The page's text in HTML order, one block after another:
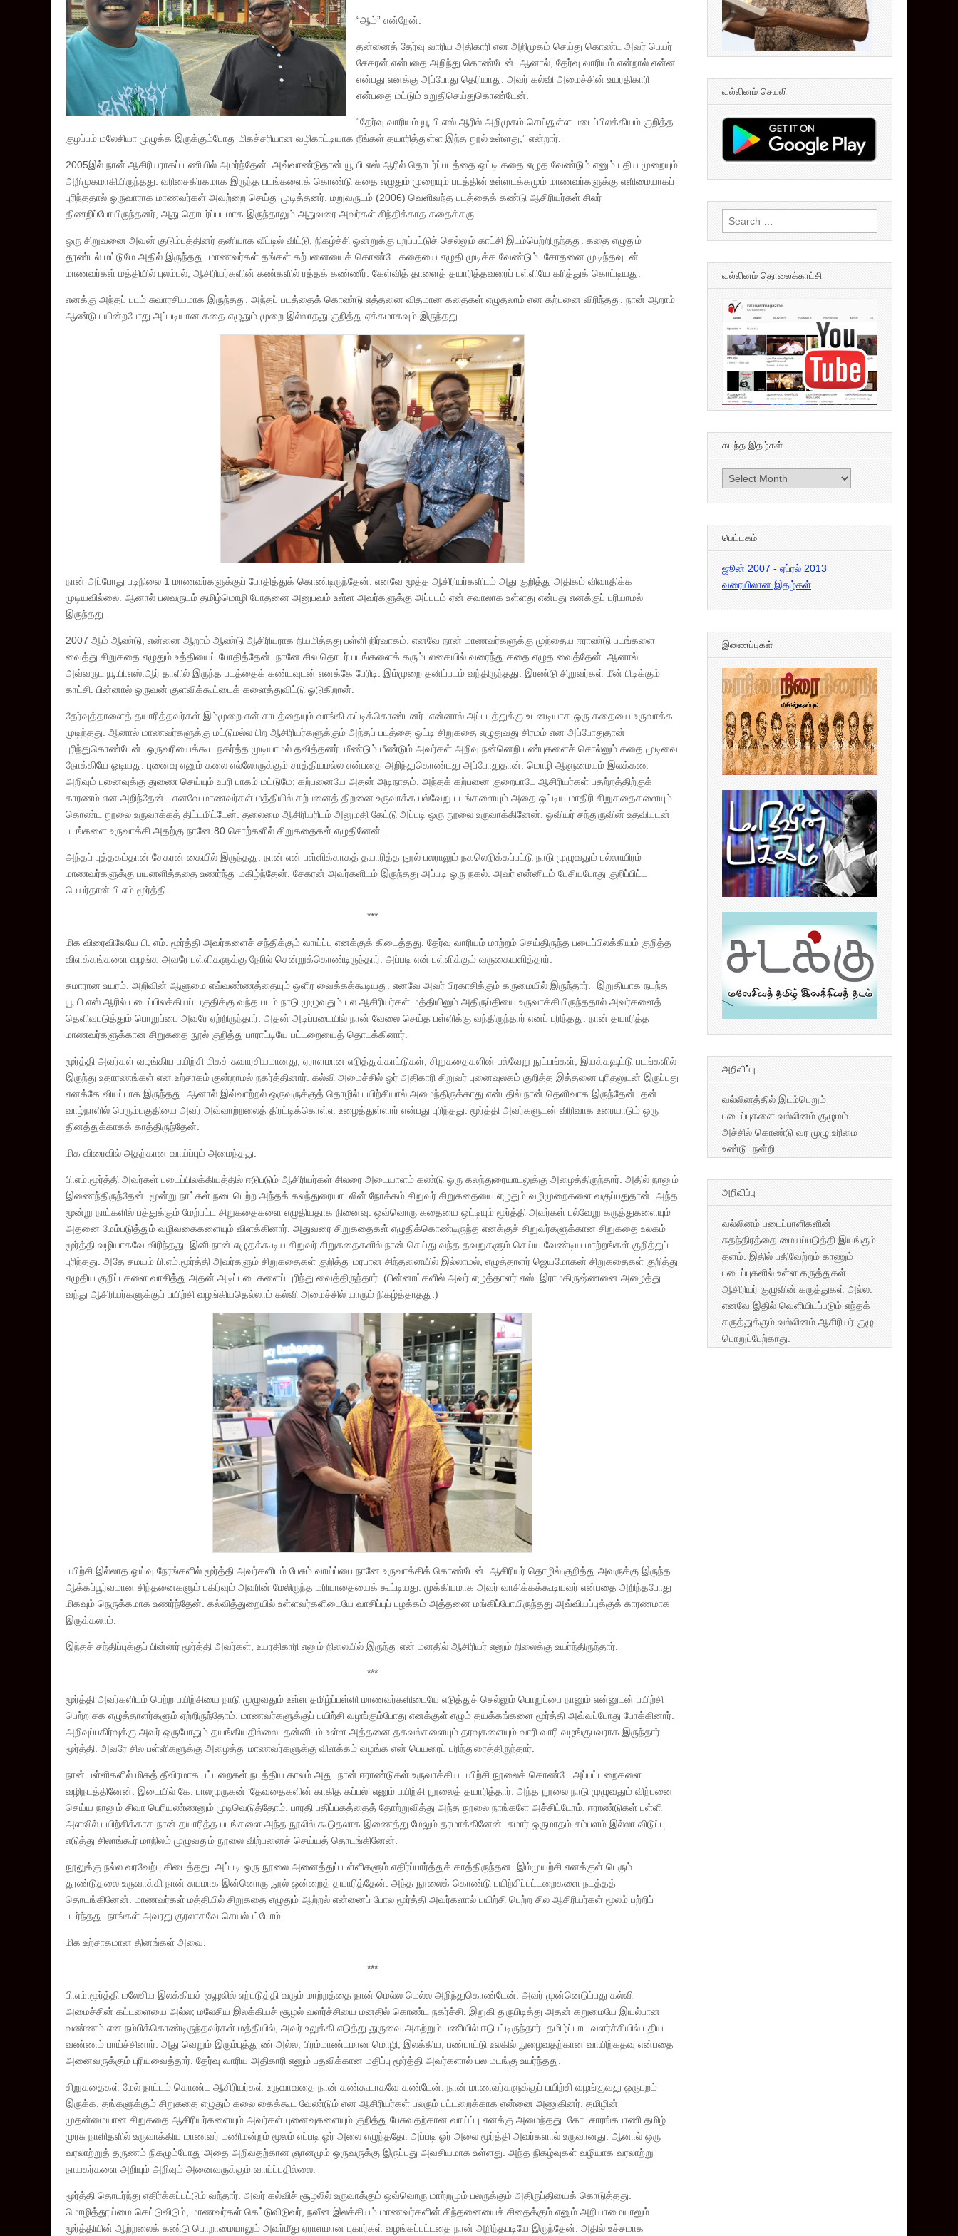
“ஆம்” என்றேன்.
தன்னைத் தேர்வு வாரிய அதிகாரி என அறிமுகம் செய்து கொண்ட அவர் பெயர்
சேகரன் என்பதை அறிந்து கொண்டேன். ஆனால், தேர்வு வாரியம் என்றால் என்ன
என்பது எனக்கு அப்போது தெரியாது. அவர் கல்வி அமைச்சின் உயரதிகாரி
என்பதை மட்டும் உறுதிசெய்துகொண்டேன்.
“தேர்வு வாரியம் யூ.பி.எஸ்.ஆரில் அறிமுகம் செய்துள்ள படைப்பிலக்கியம் குறித்த
குழப்பம் மலேசியா முழுக்க இருக்கும்போது மிகச்சரியான வழிகாட்டியாக நீங்கள் தயாரித்துள்ள இந்த நூல் உள்ளது,” என்றார்.
2005இல் நான் ஆசிரியராகப் பணியில் அமர்ந்தேன். அவ்வாண்டுதான் யூ.பி.எஸ்.ஆரில் தொடர்ப்படத்தை ஒட்டி கதை எழுத வேண்டும் எனும் புதிய முறையும்
அறிமுகமாகியிருந்தது. வரிசைகிரகமாக இருந்த படங்களைக் கொண்டு கதை எழுதும் முறையும் படத்தின் உள்ளடக்கமும் மாணவர்களுக்கு எளிமையாகப்
புரிந்ததால் ஒருவாராக மாணவர்கள் அவற்றை செய்து முடித்தனர். மறுவருடம் (2006) வெளிவந்த படத்தைக் கண்டு ஆசிரியர்கள் சிலர்
திணறிப்போயிருந்தனர், அது தொடர்ப்படமாக இருந்தாலும் அதுவரை அவர்கள் சிந்திக்காத கதைக்கரு.
ஒரு சிறுவனை அவன் குடும்பத்தினர் தனியாக வீட்டில் விட்டு, நிகழ்ச்சி ஒன்றுக்கு புறப்பட்டுச் செல்லும் காட்சி இடம்பெற்றிருந்தது. கதை எழுதும்
தூண்டல் மட்டுமே அதில் இருந்தது. மாணவர்கள் தங்கள் கற்பனையைக் கொண்டே கதையை எழுதி முடிக்க வேண்டும். சோதனை முடிந்தவுடன்
மாணவர்கள் மத்தியில் புலம்பல்; ஆசிரியர்களின் கண்களில் ரத்தக் கண்ணீர். கேள்வித் தாளைத் தயாரித்தவரைப் பள்ளியே கரித்துக் கொட்டியது.
எனக்கு அந்தப் படம் சுவாரசியமாக இருந்தது. அந்தப் படத்தைக் கொண்டு எத்தனை விதமான கதைகள் எழுதலாம் என கற்பனை விரிந்தது. நான் ஆறாம்
ஆண்டு பயின்றபோது அப்படியான கதை எழுதும் முறை இல்லாதது குறித்து ஏக்கமாகவும் இருந்தது.
நான் அப்போது படிநிலை 1 மாணவர்களுக்குப் போதித்துக் கொண்டிருந்தேன். எனவே மூத்த ஆசிரியர்களிடம் அது குறித்து அதிகம் விவாதிக்க
முடியவில்லை. ஆனால் பலவருடம் தமிழ்மொழி போதனை அனுபவம் உள்ள அவர்களுக்கு அப்படம் ஏன் சவாலாக உள்ளது என்பது எனக்குப் புரியாமல்
இருந்தது.
2007 ஆம் ஆண்டு, என்னை ஆறாம் ஆண்டு ஆசிரியராக நியமித்தது பள்ளி நிர்வாகம். எனவே நான் மாணவர்களுக்கு முந்தைய ஈராண்டு படங்களை
வைத்து சிறுகதை எழுதும் உத்தியைப் போதித்தேன். நானே சில தொடர் படங்களைக் கரும்பலகையில் வரைந்து கதை எழுத வைத்தேன். ஆனால்
அவ்வருட யூ.பி.எஸ்.ஆர் தாளில் இருந்த படத்தைக் கண்டவுடன் எனக்கே பேரிடி. இம்முறை தனிப்படம் வந்திருந்தது. இரண்டு சிறுவர்கள் மீன் பிடிக்கும்
காட்சி. பின்னால் ஒருவன் குளவிக்கூட்டைக் களைத்துவிட்டு ஓடுகிறான்.
தேர்வுத்தாளைத் தயாரித்தவர்கள் இம்முறை என் சாபத்தையும் வாங்கி கட்டிக்கொண்டனர். என்னால் அப்படத்துக்கு உடனடியாக ஒரு கதையை உருவாக்க
முடிந்தது. ஆனால் மாணவர்களுக்கு மட்டுமல்ல பிற ஆசிரியர்களுக்கும் அந்தப் படத்தை ஒட்டி சிறுகதை எழுதுவது சிரமம் என அப்போதுதான்
புரிந்துகொண்டேன். ஒருவரியைக்கூட நகர்த்த முடியாமல் தவித்தனர். மீண்டும் மீண்டும் அவர்கள் அறிவு நன்னெறி பண்புகளைச் சொல்லும் கதை முடிவை
நோக்கியே ஓடியது. புனைவு எனும் கலை எல்லோருக்கும் சாத்தியமல்ல என்பதை அறிந்துகொண்டது அப்போதுதான். மொழி ஆளுமையும் இலக்கண
அறிவும் புனைவுக்கு துணை செய்யும் உபரி பாகம் மட்டுமே; கற்பனையே அதன் அடிநாதம். அந்தக் கற்பனை குறைபாடே ஆசிரியர்கள் பதற்றத்திற்குக்
காரணம் என அறிந்தேன். எனவே மாணவர்கள் மத்தியில் கற்பனைத் திறனை உருவாக்க பல்வேறு படங்களையும் அதை ஒட்டிய மாதிரி சிறுகதைகளையும்
கொண்ட நூலை உருவாக்கத் திட்டமிட்டேன். தலைமை ஆசிரியரிடம் அனுமதி கேட்டு அப்படி ஒரு நூலை உருவாக்கினேன். ஓவியர் சந்துருவின் உதவியுடன்
படங்களை உருவாக்கி அதற்கு நானே 80 சொற்களில் சிறுகதைகள் எழுதினேன்.
அந்தப் புத்தகம்தான் சேகரன் கையில் இருந்தது. நான் என் பள்ளிக்காகத் தயாரித்த நூல் பலராலும் நகலெடுக்கப்பட்டு நாடு முழுவதும் பல்லாயிரம்
மாணவர்களுக்கு பயனளித்ததை உணர்ந்து மகிழ்ந்தேன். சேகரன் அவர்களிடம் இருந்தது அப்படி ஒரு நகல். அவர் என்னிடம் பேசியபோது குறிப்பிட்ட
பெயர்தான் பி.எம்.மூர்த்தி.
***
மிக விரைவிலேயே பி. எம். மூர்த்தி அவர்களைச் சந்திக்கும் வாய்ப்பு எனக்குக் கிடைத்தது. தேர்வு வாரியம் மாற்றம் செய்திருந்த படைப்பிலக்கியம் குறித்த
விளக்கங்களை வழங்க அவரே பள்ளிகளுக்கு நேரில் சென்றுக்கொண்டிருந்தார். அப்படி என் பள்ளிக்கும் வருகையளித்தார்.
சுமாரான உயரம். அறிவின் ஆளுமை எவ்வண்ணத்தையும் ஒளிர வைக்கக்கூடியது. எனவே அவர் பிரகாசிக்கும் கருமையில் இருந்தார். இறுதியாக நடந்த
யூ.பி.எஸ்.ஆரில் படைப்பிலக்கியப் பகுதிக்கு வந்த படம் நாடு முழுவதும் பல ஆசிரியர்கள் மத்தியிலும் அதிருப்தியை உருவாக்கியிருந்ததால் அவர்களைத்
தெளிவுபடுத்தும் பொறுப்பை அவரே ஏற்றிருந்தார். அதன் அடிப்படையில் நான் வேலை செய்த பள்ளிக்கு வந்திருந்தார் எனப் புரிந்தது. நான் தயாரித்த
மாணவர்களுக்கான சிறுகதை நூல் குறித்து பாராட்டியே பட்டறையைத் தொடக்கினார்.
மூர்த்தி அவர்கள் வழங்கிய பயிற்சி மிகச் சுவாரசியமானது, ஏராளமான எடுத்துக்காட்டுகள், சிறுகதைகளின் பல்வேறு நுட்பங்கள், இயக்கவூட்டு படங்களில்
இருந்து உதாரணங்கள் என உற்சாகம் குன்றாமல் நகர்த்தினார். கல்வி அமைச்சில் ஓர் அதிகாரி சிறுவர் புனைவுலகம் குறித்த இத்தனை புரிதலுடன் இருப்பது
எனக்கே வியப்பாக இருந்தது. ஆனால் இவ்வாற்றல் ஒருவருக்குத் தொழில் பயிற்சியால் அமைந்திருக்காது என்பதில் நான் தெளிவாக இருந்தேன். தன்
வாழ்நாளில் பெரும்பகுதியை அவர் அவ்வாற்றலைத் திரட்டிக்கொள்ள உழைத்துள்ளார் என்பது புரிந்தது. மூர்த்தி அவர்களுடன் விரிவாக உரையாடும் ஒரு
தினத்துக்காகக் காத்திருந்தேன்.
மிக விரைவில் அதற்கான வாய்ப்பும் அமைந்தது.
பி.எம்.மூர்த்தி அவர்கள் படைப்பிலக்கியத்தில் ஈடுபடும் ஆசிரியர்கள் சிலரை அடையாளம் கண்டு ஒரு கலந்துரையாடலுக்கு அழைத்திருந்தார். அதில் நானும்
இணைந்திருந்தேன். மூன்று நாட்கள் நடைபெற்ற அந்தக் கலந்துரையாடலின் நோக்கம் சிறுவர் சிறுகதையை எழுதும் வழிமுறைகளை வகுப்பதுதான். அந்த
மூன்று நாட்களில் பத்துக்கும் மேற்பட்ட சிறுகதைகளை எழுதியதாக நினைவு. ஒவ்வொரு கதையை ஒட்டியும் மூர்த்தி அவர்கள் பல்வேறு கருத்துகளையும்
அதனை மேம்படுத்தும் வழிவகைகளையும் விளக்கினார். அதுவரை சிறுகதைகள் எழுதிக்கொண்டிருந்த எனக்குச் சிறுவர்களுக்கான சிறுகதை உலகம்
மூர்த்தி வழியாகவே விரிந்தது. இனி நான் எழுதக்கூடிய சிறுவர் சிறுகதைகளில் நான் செய்து வந்த தவறுகளும் செய்ய வேண்டிய மாற்றங்கள் குறித்துப்
புரிந்தது. அதே சமயம் பி.எம்.மூர்த்தி அவர்களும் சிறுகதைகள் குறித்து மரபான சிந்தனையில் இல்லாமல், எழுத்தாளர் ஜெயமோகன் சிறுகதைகள் குறித்து
எழுதிய குறிப்புகளை வாசித்து அதன் அடிப்படைகளைப் புரிந்து வைத்திருந்தார். (பின்னாட்களில் அவர் எழுத்தாளர் எஸ். இராமகிருஷ்ணனை அழைத்து
வந்து ஆசிரியர்களுக்குப் பயிற்சி வழங்கியதெல்லாம் கல்வி அமைச்சில் யாரும் நிகழ்த்தாதது.)
பயிற்சி இல்லாத ஓய்வு நேரங்களில் மூர்த்தி அவர்களிடம் பேசும் வாய்ப்பை நானே உருவாக்கிக் கொண்டேன். ஆசிரியர் தொழில் குறித்து அவருக்கு இருந்த
ஆக்கப்பூர்வமான சிந்தனைகளும் பகிர்வும் அவரின் மேலிருந்த மரியாதையைக் கூட்டியது. முக்கியமாக அவர் வாசிக்கக்கூடியவர் என்பதை அறிந்தபோது
மிகவும் நெருக்கமாக உணர்ந்தேன். கல்வித்துறையில் உள்ளவர்களிடையே வாசிப்புப் பழக்கம் அத்தனை மங்கிப்போயிருந்தது அவ்வியப்புக்குக் காரணமாக
இருக்கலாம்.
இந்தச் சந்திப்புக்குப் பின்னர் மூர்த்தி அவர்கள், உயரதிகாரி எனும் நிலையில் இருந்து என் மனதில் ஆசிரியர் எனும் நிலைக்கு உயர்ந்திருந்தார்.
***
மூர்த்தி அவர்களிடம் பெற்ற பயிற்சியை நாடு முழுவதும் உள்ள தமிழ்ப்பள்ளி மாணவர்களிடையே எடுத்துச் செல்லும் பொறுப்பை நானும் என்னுடன் பயிற்சி
பெற்ற சக எழுத்தாளர்களும் ஏற்றிருந்தோம். மாணவர்களுக்குப் பயிற்சி வழங்கும்போது எனக்குள் எழும் தயக்கங்களை மூர்த்தி அவ்வப்போது போக்கினார்.
அறிவுப்பகிர்வுக்கு அவர் ஒருபோதும் தயங்கியதில்லை. தன்னிடம் உள்ள அத்தனை தகவல்களையும் தரவுகளையும் வாரி வாரி வழங்குபவராக இருந்தார்
மூர்த்தி. அவரே சில பள்ளிகளுக்கு அழைத்து மாணவர்களுக்கு விளக்கம் வழங்க என் பெயரைப் பரிந்துரைத்திருந்தார்.
நான் பள்ளிகளில் மிகத் தீவிரமாக பட்டறைகள் நடத்திய காலம் அது. நான் ஈராண்டுகள் உருவாக்கிய பயிற்சி நூலைக் கொண்டே அப்பட்டறைகளை
வழிநடத்தினேன். இடையில் கே. பாலமுருகன் ‘தேவதைகளின் காகித கப்பல்’ எனும் பயிற்சி நூலைத் தயாரித்தார். அந்த நூலை நாடு முழுவதும் விற்பனை
செய்ய நானும் சிவா பெரியண்ணனும் முடிவெடுத்தோம். பாரதி பதிப்பகத்தைத் தோற்றுவித்து அந்த நூலை நாங்களே அச்சிட்டோம். ஈராண்டுகள் பள்ளி
அளவில் பயிற்சிக்காக நான் தயாரித்த படங்களை அந்த நூலில் கூடுதலாக இணைத்து மேலும் தரமாக்கினேன். சுமார் ஒருமாதம் சம்பளம் இல்லா விடுப்பு
எடுத்து சிலாங்கூர் மாநிலம் முழுவதும் நூலை விற்பனைச் செய்யத் தொடங்கினேன்.
நூலுக்கு நல்ல வரவேற்பு கிடைத்தது. அப்படி ஒரு நூலை அனைத்துப் பள்ளிகளும் எதிர்ப்பார்த்துக் காத்திருந்தன. இம்முயற்சி எனக்குள் பெரும்
தூண்டுதலை உருவாக்கி நான் சுயமாக இன்னொரு நூல் ஒன்றைத் தயாரித்தேன். அந்த நூலைக் கொண்டு பயிற்சிப்பட்டறைகளை நடத்தத்
தொடங்கினேன். மாணவர்கள் மத்தியில் சிறுகதை எழுதும் ஆற்றல் என்னைப் போல மூர்த்தி அவர்களால் பயிற்சி பெற்ற சில ஆசிரியர்கள் மூலம் பற்றிப்
படர்ந்தது. நாங்கள் அவரது குரலாகவே செயல்பட்டோம்.
மிக உற்சாகமான தினங்கள் அவை.
***
பி.எம்.மூர்த்தி மலேசிய இலக்கியச் சூழலில் ஏற்படுத்தி வரும் மாற்றத்தை நான் மெல்ல மெல்ல அறிந்துகொண்டேன். அவர் முன்னெடுப்பது கல்வி
அமைச்சின் கட்டளையை அல்ல; மலேசிய இலக்கியச் சூழல் வளர்ச்சியை மனதில் கொண்ட நகர்ச்சி. இறுகி துருபிடித்து அதன் கறுமையே இயல்பான
வண்ணம் என நம்பிக்கொண்டிருந்தவர்கள் மத்தியில், அவர் உலுக்கி எடுத்து துருவை அகற்றும் பணியில் ஈடுபட்டிருந்தார். தமிழ்ப்பாட வளர்ச்சியில் புதிய
வண்ணம் பாய்ச்சினார். அது வெறும் இரும்புத்தூண் அல்ல; பிரம்மாண்டமான மொழி, இலக்கிய, பண்பாட்டு உலகில் நுழைவதற்கான வாயிற்கதவு என்பதை
அனைவருக்கும் புரியவைத்தார். தேர்வு வாரிய அதிகாரி எனும் பதவிக்கான மதிப்பு மூர்த்தி அவர்களால் பல மடங்கு உயர்ந்தது.
சிறுகதைகள் மேல் நாட்டம் கொண்ட ஆசிரியர்கள் உருவாவதை நான் கண்கூடாகவே கண்டேன். நான் மாணவர்களுக்குப் பயிற்சி வழங்குவது ஒருபுறம்
இருக்க, தங்களுக்கும் சிறுகதை எழுதும் கலை கைக்கூட வேண்டும் என ஆசிரியர்கள் பலரும் பட்டறைக்காக என்னை அணுகினர். தமிழின்
முதன்மையான சிறுகதை ஆசிரியர்களையும் அவர்கள் புனைவுகளையும் குறித்து பேசுவதற்கான வாய்ப்பு எனக்கு அமைந்தது. கோ. சாரங்கபாணி தமிழ்
முரசு நாளிதளில் உருவாக்கிய மாணவர் மணிமன்றம் மூலம் எப்படி ஓர் அலை எழுந்ததோ அப்படி ஓர் அலை மூர்த்தி அவர்களால் உருவானது. ஆனால் ஒரு
வரலாற்றுத் தருணம் நிகழும்போது அதை அறிவதற்கான ஞானமும் ஒருவருக்கு இருப்பது அவசியமாக உள்ளது. அந்த நிகழ்வுகள் வழியாக வரலாற்று
நாயகர்களை அறியும் அறிவும் அனைவருக்கும் வாய்ப்பதில்லை.
மூர்த்தி தொடர்ந்து எதிர்க்கப்பட்டும் வந்தார். அவர் கல்விச் சூழலில் உருவாக்கும் ஒவ்வொரு மாற்றமும் பலருக்கும் அதிருப்தியைக் கொடுத்தது.
மொழித்தூய்மை கெட்டுவிடும், மாணவர்கள் கெட்டுவிடுவர், நவீன இலக்கியம் மாணவர்களின் சிந்தனையைச் சிதைக்கும் எனும் அறியாமையாலும்
மூர்த்தியின் ஆற்றலைக் கண்டு பொறாமையாலும் அவர்மீது ஏராளமான புகார்கள் வழங்கப்பட்டதை நான் அறிந்தபடியே இருந்தேன். அதில் உச்சமாக
வல்லினம் செயலி
Search
for:
வல்லினம் தொலைக்காட்சி
கடந்த இதழ்கள்
கடந்த
இதழ்கள்
பெட்டகம்
ஜூன் 2007 - ஏப்ரல் 2013
வரையிலான இதழ்கள்
இணைப்புகள்
அறிவிப்பு
வல்லினத்தில் இடம்பெறும்
படைப்புகளை வல்லினம் குழுமம்
அச்சில் கொண்டு வர முழு உரிமை
உண்டு. நன்றி.
அறிவிப்பு
வல்லினம் படைப்பாளிகளின்
சுதந்திரத்தை மையப்படுத்தி இயங்கும்
தளம். இதில் பதிவேற்றம் காணும்
படைப்புகளில் உள்ள கருத்துகள்
ஆசிரியர் குழுவின் கருத்துகள் அல்ல.
எனவே இதில் வெளியிடப்படும் எந்தக்
கருத்துக்கும் வல்லினம் ஆசிரியர் குழு
பொறுப்பேற்காது.